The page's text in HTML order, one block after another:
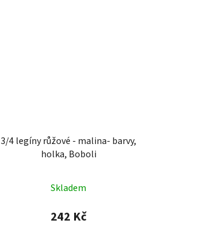
3/4 legíny růžové - malina- barvy,
holka, Boboli
Skladem
242 Kč